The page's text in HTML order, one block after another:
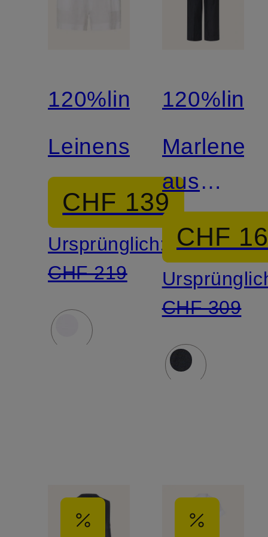
120%lino
Leinenshorts
CHF 139
Ursprünglich:
CHF 219
120%lino
aus
Leinen
CHF
CHF 309